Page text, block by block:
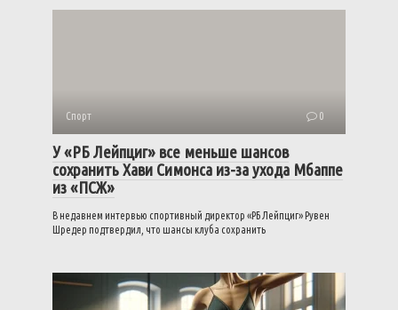
Спорт 0
У «РБ Лейпциг» все меньше шансов
сохранить Хави Симонса из-за ухода Мбаппе
из «ПСЖ»
В недавнем интервью спортивный директор «РБ Лейпциг» Рувен
Шредер подтвердил, что шансы клуба сохранить